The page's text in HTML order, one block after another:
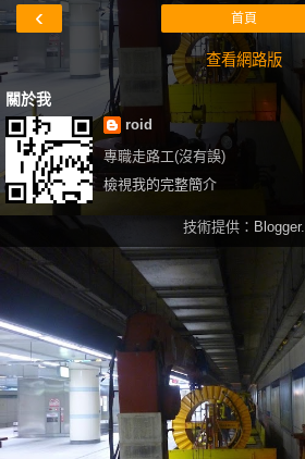
‹ 首頁
查看網路版
關於我
roid
專職走路工(沒有誤)
檢視我的完整簡介
技術提供： Blogger.